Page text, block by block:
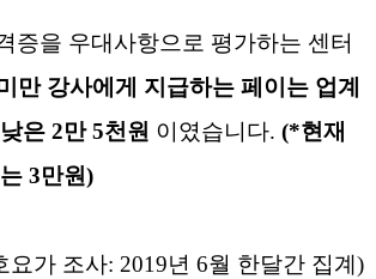
증을 우대사항으로 평가하는 센터
만 강사에게 지급하는 페이는 업계
은 2만 5천원 이였습니다. (*현재
3만원)
요가 조사: 2019년 6월 한달간 집계)